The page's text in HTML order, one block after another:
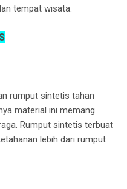
tempat wisata.
rumput sintetis tahan
material ini memang
Rumput sintetis terbuat
lebih dari rumput